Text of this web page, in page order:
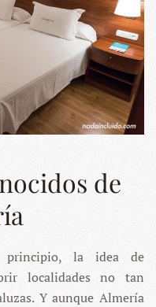
de
principio, la idea de
localidades no tan
Y aunque Almería